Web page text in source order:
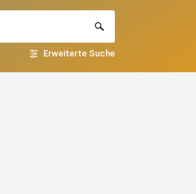
Erweiterte Suche